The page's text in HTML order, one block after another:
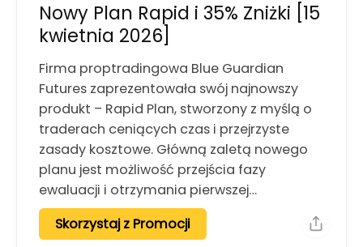
Nowy Plan Rapid i 35% Zniżki [15
kwietnia 2026]
Firma proptradingowa Blue Guardian
Futures zaprezentowała swój najnowszy
produkt – Rapid Plan, stworzony z myślą o
traderach ceniących czas i przejrzyste
zasady kosztowe. Główną zaletą nowego
planu jest możliwość przejścia fazy
ewaluacji i otrzymania pierwszej…
Skorzystaj z Promocji